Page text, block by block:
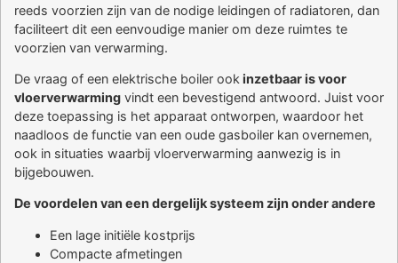
reeds voorzien zijn van de nodige leidingen of radiatoren, dan
faciliteert dit een eenvoudige manier om deze ruimtes te
voorzien van verwarming.
De vraag of een elektrische boiler ook inzetbaar is voor
vloerverwarming vindt een bevestigend antwoord. Juist voor
deze toepassing is het apparaat ontworpen, waardoor het
naadloos de functie van een oude gasboiler kan overnemen,
ook in situaties waarbij vloerverwarming aanwezig is in
bijgebouwen.
De voordelen van een dergelijk systeem zijn onder andere
Een lage initiële kostprijs
Compacte afmetingen